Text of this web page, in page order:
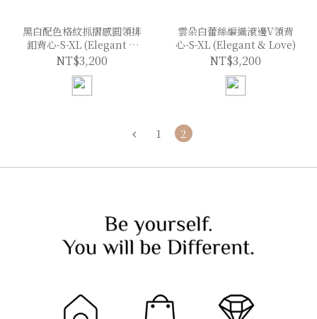
黑白配色格紋抓摺感圓領排
釦背心-S-XL (Elegant &
Love)
NT$3,200
雲朵白蕾絲編織滾邊V領背
心-S-XL (Elegant & Love)
NT$3,200
1 2